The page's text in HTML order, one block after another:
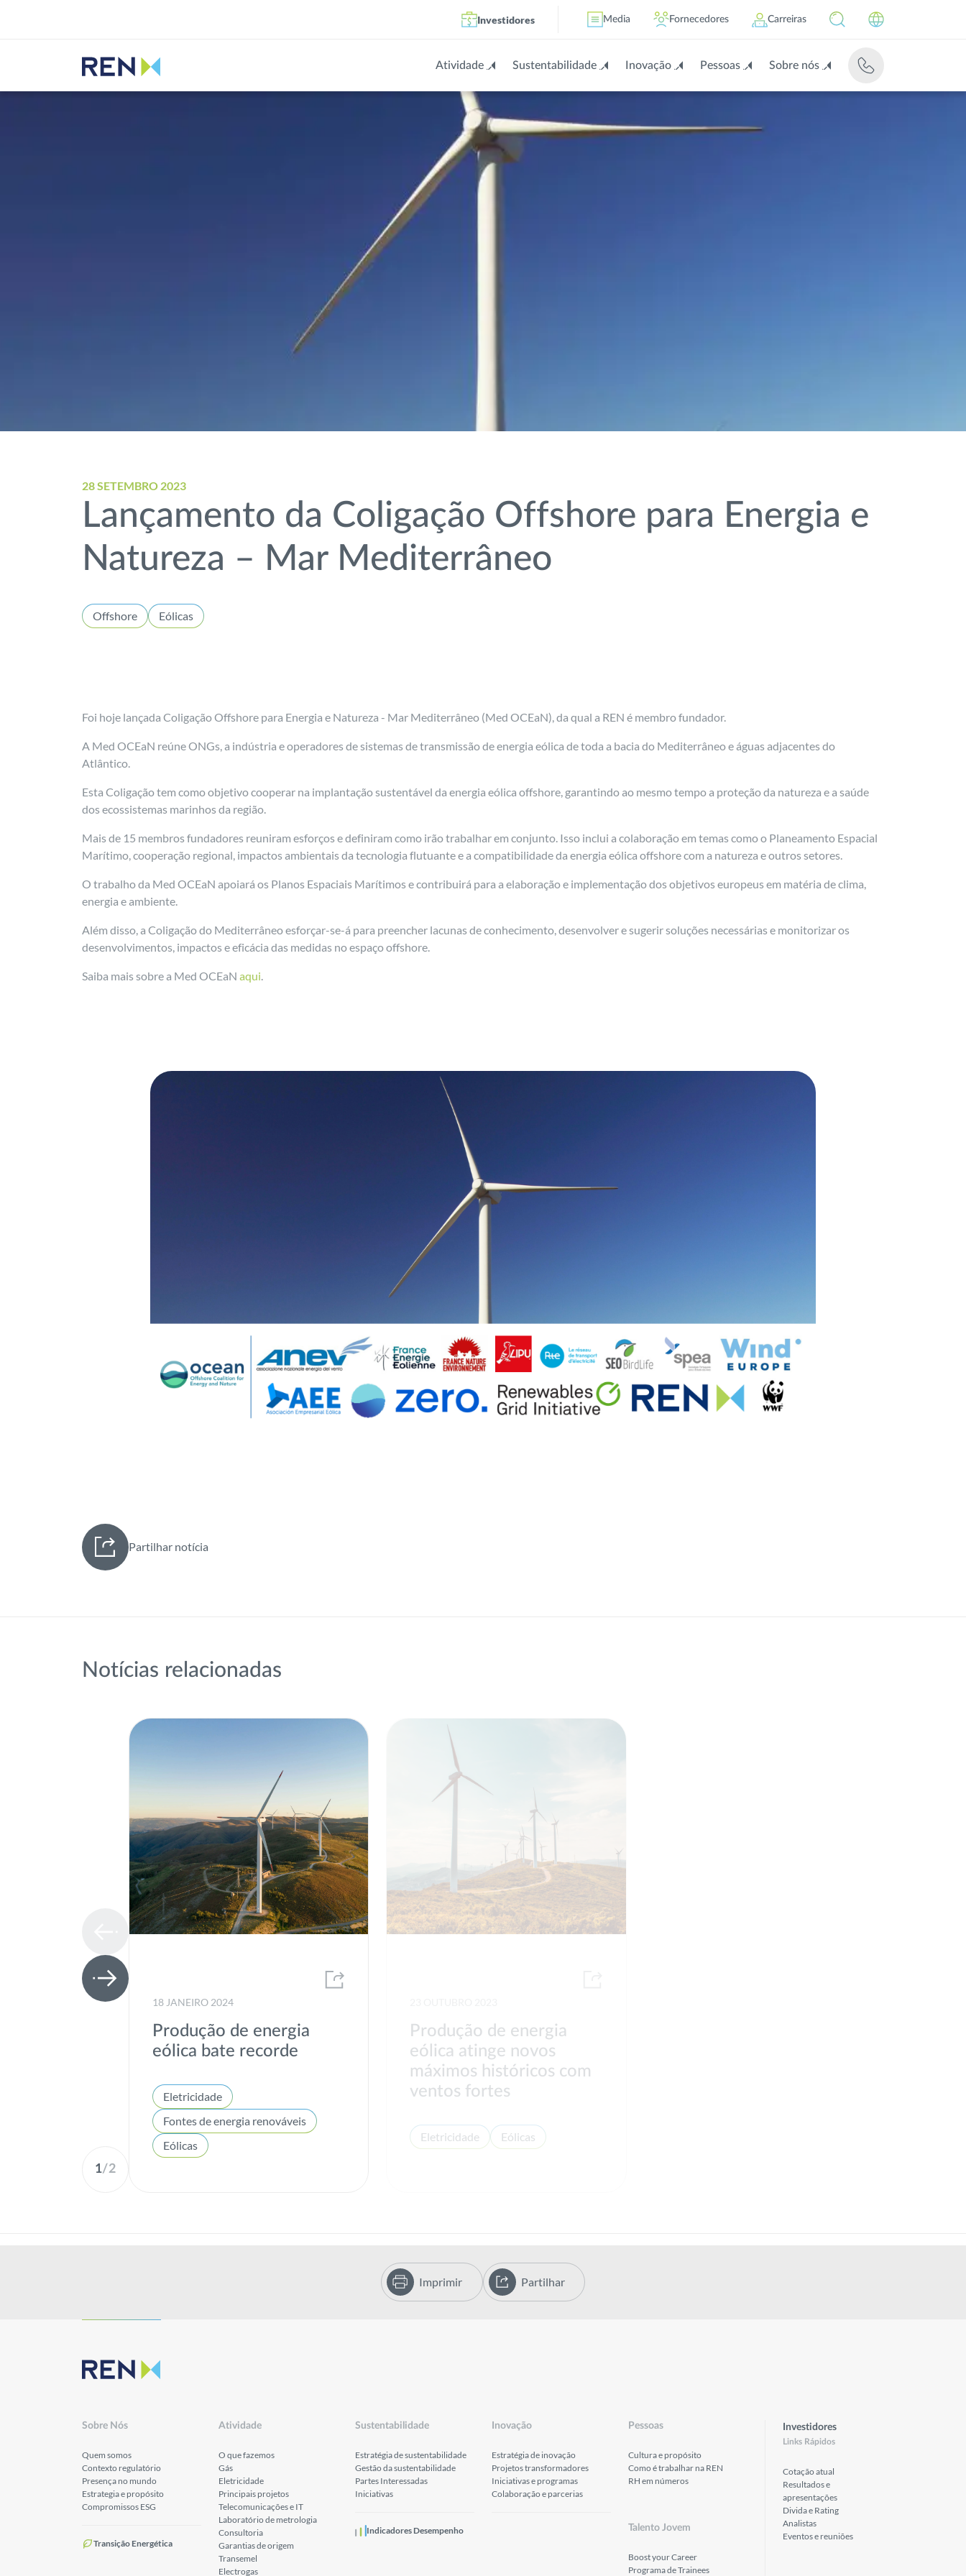
Investidores Media Fornecedores Carreiras
Atividade Sustentabilidade Inovação Pessoas Sobre nós
28 SETEMBRO 2023
Lançamento da Coligação Offshore para Energia e
Natureza – Mar Mediterrâneo
Offshore Eólicas
Foi hoje lançada Coligação Offshore para Energia e Natureza - Mar Mediterrâneo (Med OCEaN), da qual a REN é membro fundador.
A Med OCEaN reúne ONGs, a indústria e operadores de sistemas de transmissão de energia eólica de toda a bacia do Mediterrâneo e águas adjacentes do
Atlântico.
Esta Coligação tem como objetivo cooperar na implantação sustentável da energia eólica offshore, garantindo ao mesmo tempo a proteção da natureza e a saúde
dos ecossistemas marinhos da região.
Mais de 15 membros fundadores reuniram esforços e definiram como irão trabalhar em conjunto. Isso inclui a colaboração em temas como o Planeamento Espacial
Marítimo, cooperação regional, impactos ambientais da tecnologia flutuante e a compatibilidade da energia eólica offshore com a natureza e outros setores.
O trabalho da Med OCEaN apoiará os Planos Espaciais Marítimos e contribuirá para a elaboração e implementação dos objetivos europeus em matéria de clima,
energia e ambiente.
Além disso, a Coligação do Mediterrâneo esforçar-se-á para preencher lacunas de conhecimento, desenvolver e sugerir soluções necessárias e monitorizar os
desenvolvimentos, impactos e eficácia das medidas no espaço offshore.
Saiba mais sobre a Med OCEaNaqui.
Partilhar notícia
Notícias relacionadas
1/2
18 JANEIRO 2024
Produção de energia
eólica bate recorde
Eletricidade
Fontes de energia renováveis
Eólicas
Produção de energia
eólica atinge novos
máximos históricos com
ventos fortes
Eletricidade Eólicas
Imprimir Partilhar
Sobre Nós
Quem somos
Contexto regulatório
Presença no mundo
Estrategia e propósito
Compromissos ESG
Transição Energética
Atividade
O que fazemos
Gás
Eletricidade
Principais projetos
Telecomunicações e IT
Laboratório de metrologia
Consultoria
Garantias de origem
Transemel
Electrogas
Sustentabilidade
Estratégia de sustentabilidade
Gestão da sustentabilidade
Partes Interessadas
Iniciativas
Indicadores Desempenho
Inovação
Estratégia de inovação
Projetos transformadores
Iniciativas e programas
Colaboração e parcerias
Pessoas
Cultura e propósito
Como é trabalhar na REN
RH em números
Talento Jovem
Boost your Career
Programa de Trainees
Investidores
Links Rápidos
Cotação atual
Resultados e
apresentações
Divida e Rating
Analistas
Eventos e reuniões